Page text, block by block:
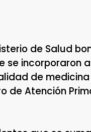
de Salud
incorporaron
de
Atención